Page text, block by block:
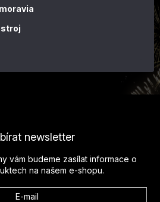
newsletter
vám budeme zasílat informace o
na našem e-shopu.
E-mail